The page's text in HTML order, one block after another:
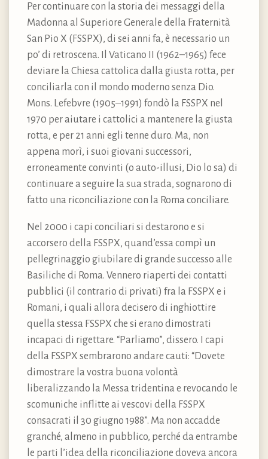
Per continuare con la storia dei messaggi della
Madonna al Superiore Generale della Fraternità
San Pio X (FSSPX), di sei anni fa, è necessario un
po’ di retroscena. Il Vaticano II (1962–1965) fece
deviare la Chiesa cattolica dalla giusta rotta, per
conciliarla con il mondo moderno senza Dio.
Mons. Lefebvre (1905–1991) fondò la FSSPX nel
1970 per aiutare i cattolici a mantenere la giusta
rotta, e per 21 anni egli tenne duro. Ma, non
appena morì, i suoi giovani successori,
erroneamente convinti (o auto-illusi, Dio lo sa) di
continuare a seguire la sua strada, sognarono di
fatto una riconciliazione con la Roma conciliare.
Nel 2000 i capi conciliari si destarono e si
accorsero della FSSPX, quand’essa compì un
pellegrinaggio giubilare di grande successo alle
Basiliche di Roma. Vennero riaperti dei contatti
pubblici (il contrario di privati) fra la FSSPX e i
Romani, i quali allora decisero di inghiottire
quella stessa FSSPX che si erano dimostrati
incapaci di rigettare. “Parliamo”, dissero. I capi
della FSSPX sembrarono andare cauti: “Dovete
dimostrare la vostra buona volontà
liberalizzando la Messa tridentina e revocando le
scomuniche inflitte ai vescovi della FSSPX
consacrati il 30 giugno 1988”. Ma non accadde
granché, almeno in pubblico, perché da entrambe
le parti l’idea della riconciliazione doveva ancora